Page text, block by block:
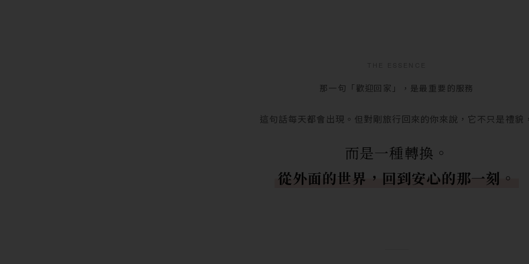
那一句「歡迎回家」，是最重要的服務
這句話每天都會出現。但對剛旅行回來的你來說，它不只是禮貌
而是一種轉換。
從外面的世界，回到安心的那一刻。